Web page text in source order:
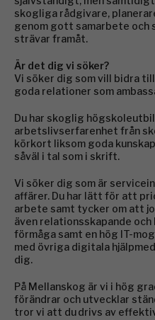
skogliga rådgivare,
genom gott samarbete och
strävar framåt.
Är det dig vi söker?
Vi söker dig som vill bidra
goda relationer som
Du har skoglig
arbetslivserfarenhet från
körkort liksom goda
såväl i tal som i skrift.
Vi söker dig som är
affärer. Du har lätt för att
arbete samt tycker om att
även relationsskapande
förmåga samt en hög IT-
med övriga digitala
dig.
På Mellanskog är vi i hög
förändrar och utvecklar
tror vi att du drivs av